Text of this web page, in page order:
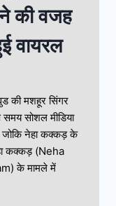
की वजह
वायरल
की मशहूर सिंगर
सोशल मीडिया
जोकि नेहा कक्कड़ के
कक्कड़ (Neha
के मामले में